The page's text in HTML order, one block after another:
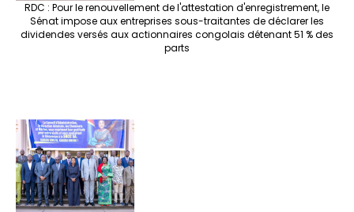
RDC : Pour le renouvellement de l'attestation d'enregistrement, le
Sénat impose aux entreprises sous-traitantes de déclarer les
dividendes versés aux actionnaires congolais détenant 51 % des
parts